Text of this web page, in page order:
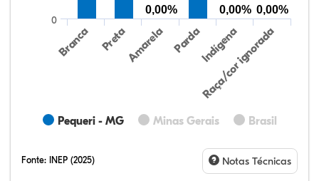
Pequeri - MG Minas Gerais Brasil
Branca PretaAmarela PardaIndígena
Raça/cor ignorada
0
0,00% 0,00% 0,00%
Fonte: INEP (2025) Notas Técnicas